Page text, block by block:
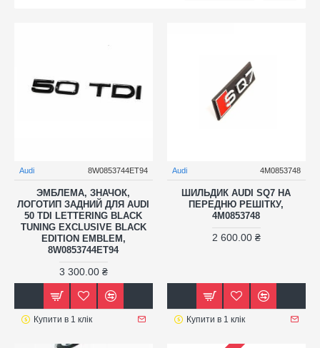
Audi 8W0853744ET94
ЭМБЛЕМА, ЗНАЧОК,
ЛОГОТИП ЗАДНИЙ ДЛЯ AUDI
50 TDI LETTERING BLACK
TUNING EXCLUSIVE BLACK
EDITION EMBLEM,
8W0853744ET94
3 300.00 ₴
Купити в 1 клік
Audi 4M0853748
ШИЛЬДИК AUDI SQ7 НА
ПЕРЕДНЮ РЕШІТКУ,
4M0853748
2 600.00 ₴
Купити в 1 клік